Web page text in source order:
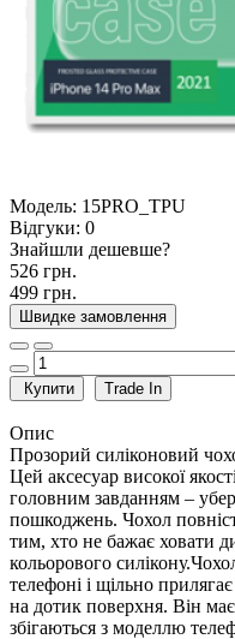
Модель: 15PRO_TPU
Відгуки: 0
Знайшли дешевше?
526 грн.
499 грн.
Швидке замовлення
Купити Trade In
Опис
Прозорий силіконовий
Цей аксесуар високої
головним завданням –
пошкоджень. Чохол
тим, хто не бажає ховати
кольорового
телефоні і щільно
на дотик поверхня. Він має
збігаються з моделлю